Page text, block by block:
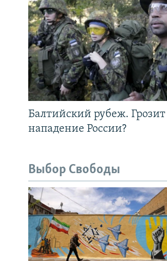
Балтийский рубеж.
нападение России?
Выбор Свободы